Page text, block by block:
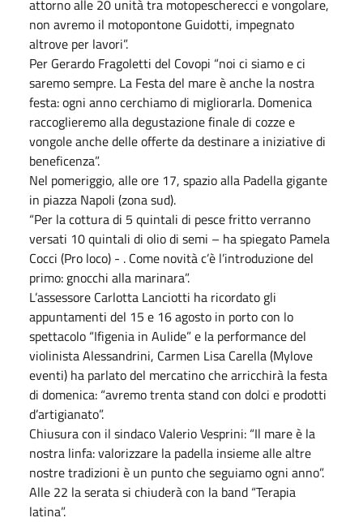
attorno alle 20 unità tra motopescherecci e vongolare,
non avremo il motopontone Guidotti, impegnato
altrove per lavori”.
Per Gerardo Fragoletti del Covopi “noi ci siamo e ci
saremo sempre. La Festa del mare è anche la nostra
festa: ogni anno cerchiamo di migliorarla. Domenica
raccoglieremo alla degustazione finale di cozze e
vongole anche delle offerte da destinare a iniziative di
beneficenza”.
Nel pomeriggio, alle ore 17, spazio alla Padella gigante
in piazza Napoli (zona sud).
“Per la cottura di 5 quintali di pesce fritto verranno
versati 10 quintali di olio di semi – ha spiegato Pamela
Cocci (Pro loco) - . Come novità c’è l’introduzione del
primo: gnocchi alla marinara”.
L’assessore Carlotta Lanciotti ha ricordato gli
appuntamenti del 15 e 16 agosto in porto con lo
spettacolo “Ifigenia in Aulide” e la performance del
violinista Alessandrini, Carmen Lisa Carella (Mylove
eventi) ha parlato del mercatino che arricchirà la festa
di domenica: “avremo trenta stand con dolci e prodotti
d’artigianato”.
Chiusura con il sindaco Valerio Vesprini: “Il mare è la
nostra linfa: valorizzare la padella insieme alle altre
nostre tradizioni è un punto che seguiamo ogni anno”.
Alle 22 la serata si chiuderà con la band “Terapia
latina”.